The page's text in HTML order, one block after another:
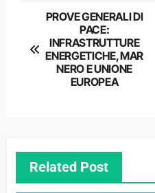
Navigazione
articoli
PROVE GENERALI DI
PACE:
INFRASTRUTTURE
ENERGETICHE, MAR
NERO E UNIONE
EUROPEA
Related Post